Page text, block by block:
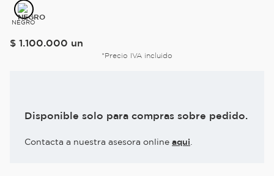
NEGRO
$ 1.100.000 un
*Precio IVA incluido
Disponible solo para compras sobre pedido.
Contacta a nuestra asesora online aqui